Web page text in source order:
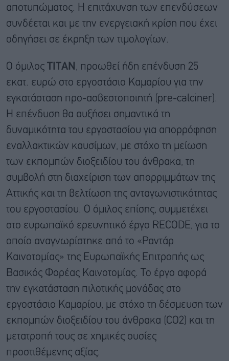
αποτυπώματος. Η επιτάχυνση των επενδύσεων
συνδέεται και με την ενεργειακή κρίση που έχει
οδηγήσει σε έκρηξη των τιμολογίων.
Ο όμιλος ΤΙΤΑΝ , προωθεί ήδη επένδυση 25
εκατ. ευρώ στο εργοστάσιο Καμαρίου για την
εγκατάσταση προ-ασβεστοποιητή (pre-calciner).
Η επένδυση θα αυξήσει σημαντικά τη
δυναμικότητα του εργοστασίου για απορρόφηση
εναλλακτικών καυσίμων, με στόχο τη μείωση
των εκπομπών διοξειδίου του άνθρακα, τη
συμβολή στη διαχείριση των απορριμμάτων της
Αττικής και τη βελτίωση της ανταγωνιστικότητας
του εργοστασίου. Ο όμιλος επίσης, συμμετέχει
στο ευρωπαϊκό ερευνητικό έργο RECODE, για το
οποίο αναγνωρίστηκε από το «Ραντάρ
Καινοτομίας» της Ευρωπαϊκής Επιτροπής ως
Βασικός Φορέας Καινοτομίας. Το έργο αφορά
την εγκατάσταση πιλοτικής μονάδας στο
εργοστάσιο Καμαρίου, με στόχο τη δέσμευση των
εκπομπών διοξειδίου του άνθρακα (CO2) και τη
μετατροπή τους σε χημικές ουσίες
προστιθέμενης αξίας.